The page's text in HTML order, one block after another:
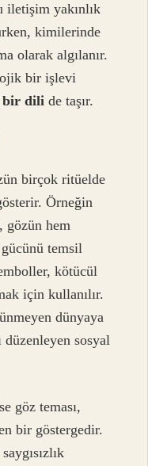
yakınlık
kimilerinde
olarak algılanır.
bir işlevi
bir dili de taşır.
birçok ritüelde
Örneğin
gözün hem
temsil
kötücül
için kullanılır.
dünyaya
düzenleyen sosyal
göz teması,
bir göstergedir.